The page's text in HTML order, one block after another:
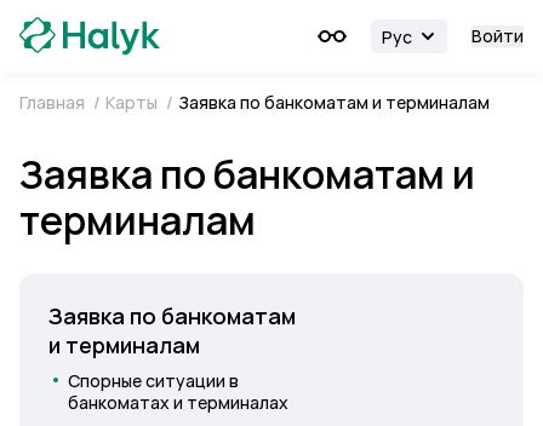
Рус Войти
Главная / Карты / Заявка по банкоматам и терминалам
Заявка по банкоматам и
терминалам
Заявка по банкоматам
и терминалам
Спорные ситуации в
банкоматах и терминалах